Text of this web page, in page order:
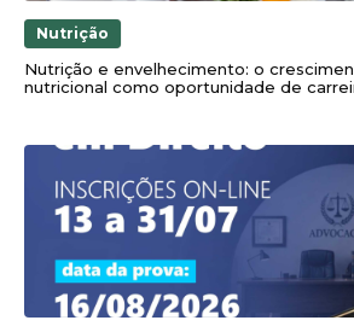
Nutrição
Nutrição e envelhecimento: o
nutricional como oportunidade de